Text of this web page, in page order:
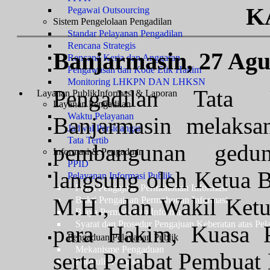
Pegawai Outsourcing
Sistem Pengelolaan Pengadilan
Standar Pelayanan Pengadilan
Rencana Strategis
Rencana Kerja dan Anggaran
Pengawasan dan Kode Etik Hakim
Monitoring LHKPN DAN LHKSN
Layanan PublikInformasi & Laporan
Layanan Pengadilan
Waktu Pelayanan
Jadwal Persidangan
Tata Tertib
Informasi & Pengaduan
PPID
Pelayanan Informasi Publik
Form Pengajuan Permohonan Informasi
Bukti Pengajuan Permohonan Informasi
Biaya Permohonan Informasi
Syarat dan Prosedur Pengajuan Keberatan atas
Pengaduan Pelayanan Publik
Mekanisme Pengaduan
Formulir Pengaduan
Banjarmasin, 27
Pengadilan Tata
Banjarmasin
pembangunan
langsung oleh Ketua
M.H., dan Wakil
para Hakim, Kuasa
serta Pejabat